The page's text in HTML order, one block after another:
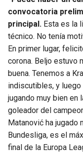
SAINTS
BUCCANEERS
convocatoria
principal. Esta es la
técnico. No tenía
En primer lugar,
corona. Beljo estuvo
buena. Tenemos a
indiscutibles, y
jugando muy bien en
goleador del
Matanović ha jugado
Bundesliga, es el
final de la Europa